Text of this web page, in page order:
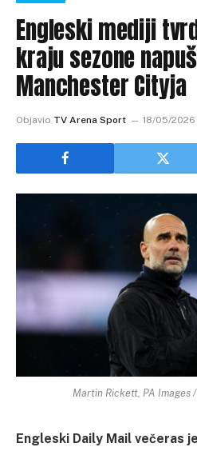
Engleski mediji
kraju sezone
Manchester Cityja
Objavio TV Arena Sport 18/05/2026
Martin Rickett, PA Images
Engleski Daily Mail večeras